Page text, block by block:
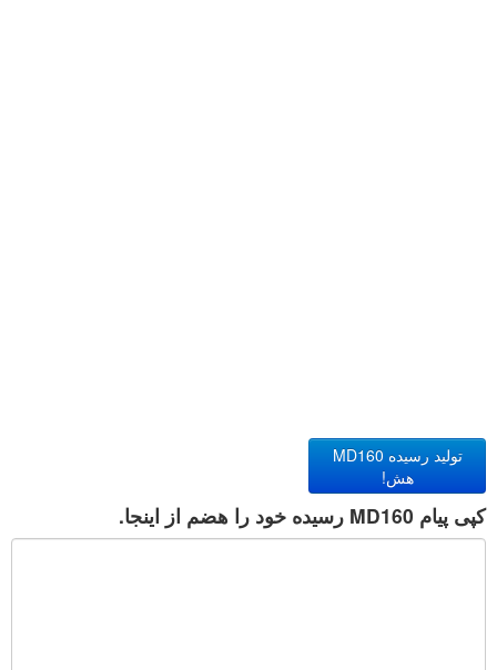
تولید رسیده MD160
هش!
کپی پیام MD160 رسیده خود را هضم از اینجا.